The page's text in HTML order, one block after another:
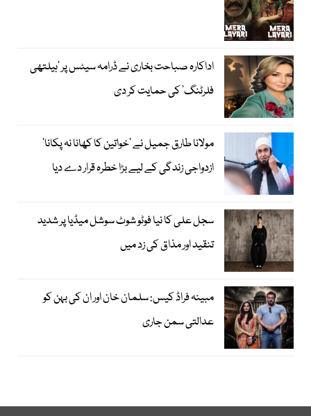
اداکارہ صباحت بخاری نے ڈرامہ سیٹس پر ’ہیلتھی
فلرٹنگ‘ کی حمایت کر دی
مولانا طارق جمیل نے ’خواتین کا کھانا نہ پکانا‘
ازدواجی زندگی کے لیے بڑا خطرہ قرار دے دیا
سجل علی کا نیا فوٹو شوٹ سوشل میڈیا پر شدید
تنقید اور مذاق کی زد میں
مبینہ فراڈ کیس: سلمان خان اور ان کی بہن کو
عدالتی سمن جاری